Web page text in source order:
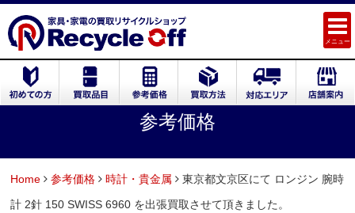
メニュー
参考価格
Home 参考価格 時計・貴金属
東京都文京区にて ロンジン 腕時
計 2針 150 SWISS 6960 を出張買取させて頂きました。